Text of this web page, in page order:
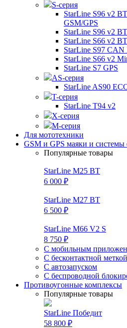
S-серия
StarLine S96 v2
GSM/GPS
StarLine S96 v2
StarLine S66 v2
StarLine S97 CAN
StarLine S66 v2
StarLine S7 GPS
AS-серия
StarLine AS90
T-серия
StarLine T94 v2
X-серия
M-серия
Для мототехники
GSM и GPS маяки и системы
Популярные товары
StarLine M25 BT
6 000 ₽
StarLine M27 BT
6 500 ₽
StarLine M66 V2 S
8 750 ₽
С мобильным
С бесконтактной меткой
С автозапуском
С беспроводной
Противоугонные комплексы
Популярные товары
StarLine Победит
58 800 ₽